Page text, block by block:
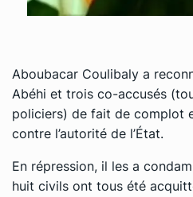
Aboubacar Coulibaly a
Abéhi et trois co-accusés
policiers) de fait de complot
contre l’autorité de l’État.
En répression, il les a
huit civils ont tous été